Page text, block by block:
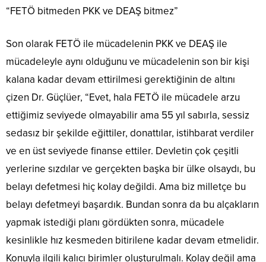
“FETÖ bitmeden PKK ve DEAŞ bitmez”
Son olarak FETÖ ile mücadelenin PKK ve DEAŞ ile
mücadeleyle aynı olduğunu ve mücadelenin son bir kişi
kalana kadar devam ettirilmesi gerektiğinin de altını
çizen Dr. Güçlüer, “Evet, hala FETÖ ile mücadele arzu
ettiğimiz seviyede olmayabilir ama 55 yıl sabırla, sessiz
sedasız bir şekilde eğittiler, donattılar, istihbarat verdiler
ve en üst seviyede finanse ettiler. Devletin çok çeşitli
yerlerine sızdılar ve gerçekten başka bir ülke olsaydı, bu
belayı defetmesi hiç kolay değildi. Ama biz milletçe bu
belayı defetmeyi başardık. Bundan sonra da bu alçakların
yapmak istediği planı gördükten sonra, mücadele
kesinlikle hız kesmeden bitirilene kadar devam etmelidir.
Konuyla ilgili kalıcı birimler oluşturulmalı. Kolay değil ama